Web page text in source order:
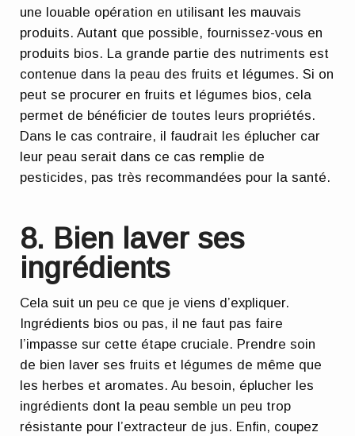
une louable opération en utilisant les mauvais
produits. Autant que possible, fournissez-vous en
produits bios. La grande partie des nutriments est
contenue dans la peau des fruits et légumes. Si on
peut se procurer en fruits et légumes bios, cela
permet de bénéficier de toutes leurs propriétés.
Dans le cas contraire, il faudrait les éplucher car
leur peau serait dans ce cas remplie de
pesticides, pas très recommandées pour la santé.
8. Bien laver ses
ingrédients
Cela suit un peu ce que je viens d’expliquer.
Ingrédients bios ou pas, il ne faut pas faire
l’impasse sur cette étape cruciale. Prendre soin
de bien laver ses fruits et légumes de même que
les herbes et aromates. Au besoin, éplucher les
ingrédients dont la peau semble un peu trop
résistante pour l’extracteur de jus. Enfin, coupez